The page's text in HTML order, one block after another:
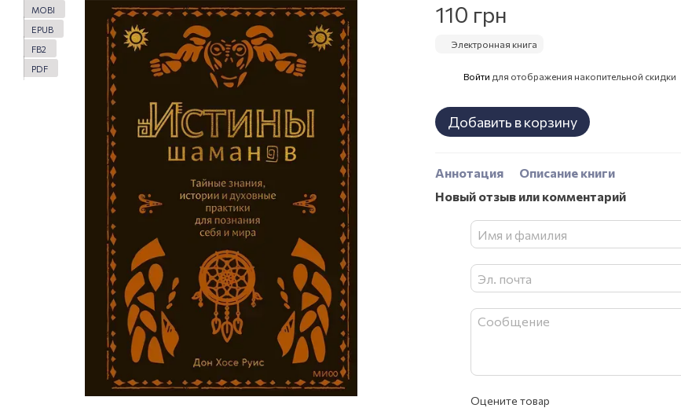
MOBI
EPUB
FB2
PDF
110 грн
Электронная книга
Войти для отображения накопительной скидки
Добавить в корзину
Аннотация
Описание книги
Новый отзыв или комментарий
Оцените товар